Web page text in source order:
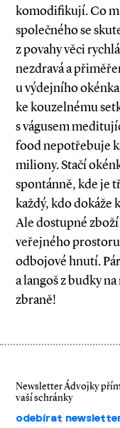
komodifikují. Co
společného se
z povahy věci
nezdravá a
u výdejního
ke kouzelnému
s vágusem
food nepotřebuje
miliony. Stačí
spontánně, kde je
každý, kdo dokáže
Ale dostupné
veřejného
odbojové hnutí.
a langoš z budky
zbraně!
Newsletter Ádvojky
vaší schránky
odebírat